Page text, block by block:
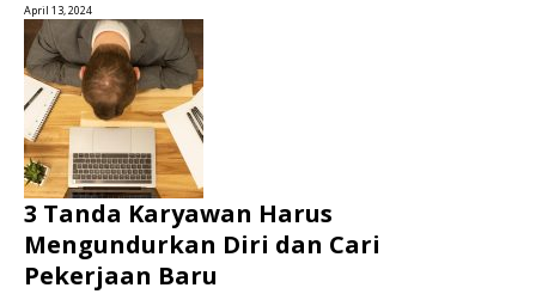
April 13, 2024
3 Tanda Karyawan Harus
Mengundurkan Diri dan Cari
Pekerjaan Baru